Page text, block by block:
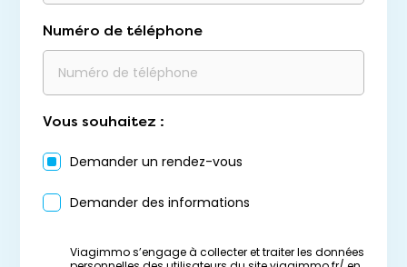
Numéro de téléphone
Vous souhaitez :
Demander un rendez-vous
Demander des informations
Viagimmo s’engage à collecter et traiter les données